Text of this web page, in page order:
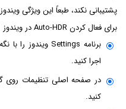
پشتیبانی نکند، طبعاً این ویژگی ویندوز 11 به کار شما نمی‌آید.
برای فعال کردن Auto-HDR در ویندوز 11 مراحل زیر را طی کنید:
برنامه Settings ویندوز را با نگه داشتن کلید
اجرا کنید.
کنید.